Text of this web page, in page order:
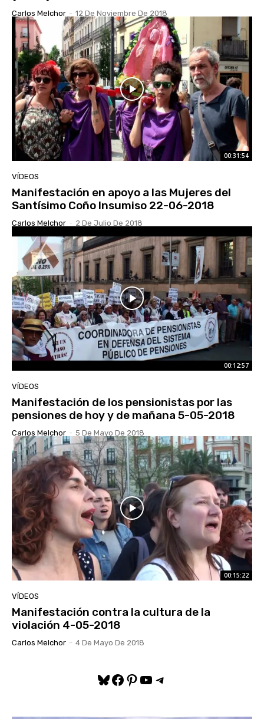
Carlos Melchor - 12 De Noviembre De 2018
00:31:54
VÍDEOS
Manifestación en apoyo a las Mujeres del
Santísimo Coño Insumiso 22-06-2018
Carlos Melchor - 2 De Julio De 2018
00:12:57
VÍDEOS
Manifestación de los pensionistas por las
pensiones de hoy y de mañana 5-05-2018
Carlos Melchor - 5 De Mayo De 2018
00:15:22
VÍDEOS
Manifestación contra la cultura de la
violación 4-05-2018
Carlos Melchor - 4 De Mayo De 2018
Bluesky
Facebook
Pinterest
YouTube
Telegram